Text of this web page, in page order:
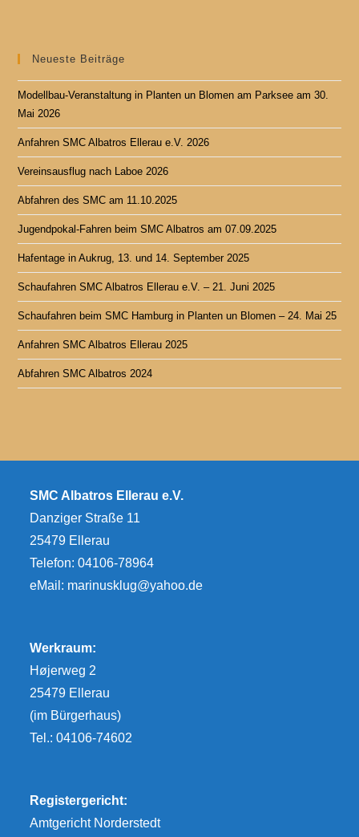
Neueste Beiträge
Modellbau-Veranstaltung in Planten un Blomen am Parksee am 30.
Mai 2026
Anfahren SMC Albatros Ellerau e.V. 2026
Vereinsausflug nach Laboe 2026
Abfahren des SMC am 11.10.2025
Jugendpokal-Fahren beim SMC Albatros am 07.09.2025
Hafentage in Aukrug, 13. und 14. September 2025
Schaufahren SMC Albatros Ellerau e.V. – 21. Juni 2025
Schaufahren beim SMC Hamburg in Planten un Blomen – 24. Mai 25
Anfahren SMC Albatros Ellerau 2025
Abfahren SMC Albatros 2024
SMC Albatros Ellerau e.V.
Danziger Straße 11
25479 Ellerau
Telefon: 04106-78964
eMail: marinusklug@yahoo.de
Werkraum:
Højerweg 2
25479 Ellerau
(im Bürgerhaus)
Tel.: 04106-74602
Registergericht:
Amtgericht Norderstedt